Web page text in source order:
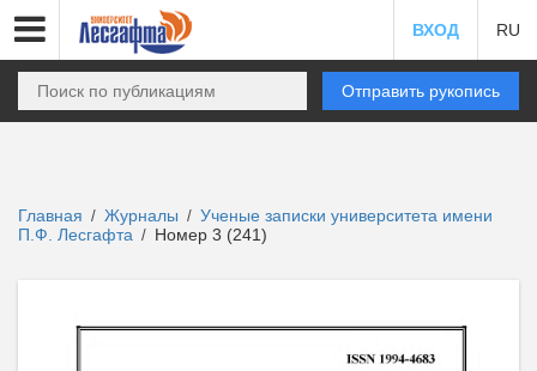
ВХОД RU
Отправить рукопись
Главная / Журналы / Ученые записки университета имени
П.Ф. Лесгафта / Номер 3 (241)